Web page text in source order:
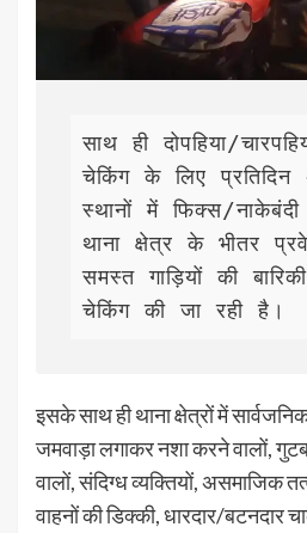
साथ ही दोपहिया/
चेकिंग के लिए
स्थानों में फिक्स/
थाना क्षेत्र के भीतर
समस्त गाड़ियों की
चेकिंग की जा रही है।
इसके साथ ही थाना क्षेत्रों में
जमवाड़ा लगाकर नशा करने वालों,
वालों, संदिग्ध व्यक्तियों, असमाजिक
वाहनों की डिक्की, धारदार/बटनदार